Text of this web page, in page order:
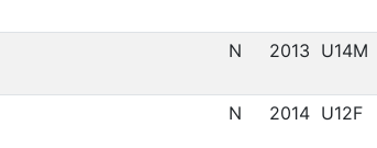
N 2013 U14M
N 2014 U12F